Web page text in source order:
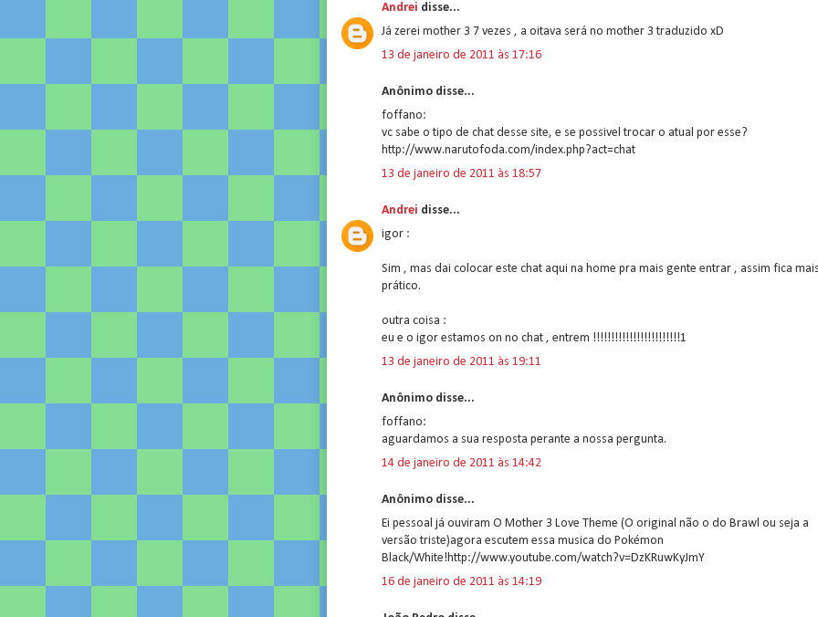
Andrei disse...
Já zerei mother 3 7 vezes , a oitava será no mother 3 traduzido xD
13 de janeiro de 2011 às 17:16
Anônimo disse...
foffano:
vc sabe o tipo de chat desse site, e se possivel trocar o atual por esse?
http://www.narutofoda.com/index.php?act=chat
13 de janeiro de 2011 às 18:57
Andrei disse...
igor :
Sim , mas dai colocar este chat aqui na home pra mais gente entrar , assim fica
prático.
outra coisa :
eu e o igor estamos on no chat , entrem !!!!!!!!!!!!!!!!!!!!!!!!1
13 de janeiro de 2011 às 19:11
Anônimo disse...
foffano:
aguardamos a sua resposta perante a nossa pergunta.
14 de janeiro de 2011 às 14:42
Anônimo disse...
Ei pessoal já ouviram O Mother 3 Love Theme (O original não o do Brawl ou seja a
versão triste)agora escutem essa musica do Pokémon
Black/White!http://www.youtube.com/watch?v=DzKRuwKyJmY
16 de janeiro de 2011 às 14:19